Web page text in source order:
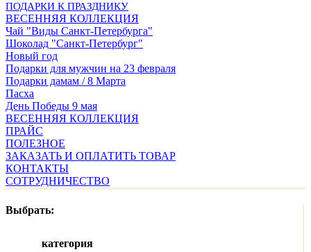
ПОДАРКИ К ПРАЗДНИКУ
ВЕСЕННЯЯ КОЛЛЕКЦИЯ
Чай "Виды Санкт-Петербурга"
Шоколад "Санкт-Петербург"
Новый год
Подарки для мужчин на 23 февраля
Подарки дамам / 8 Марта
Пасха
День Победы 9 мая
ВЕСЕННЯЯ КОЛЛЕКЦИЯ
ПРАЙС
ПОЛЕЗНОЕ
ЗАКАЗАТЬ И ОПЛАТИТЬ ТОВАР
КОНТАКТЫ
СОТРУДНИЧЕСТВО
Выбрать:
категория